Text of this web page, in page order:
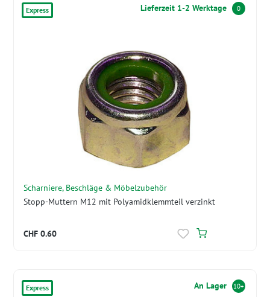
Express Lieferzeit 1-2 Werktage 0
Scharniere, Beschläge & Möbelzubehör
Stopp-Muttern M12 mit Polyamidklemmteil verzinkt
CHF 0.60
Express An Lager 10+